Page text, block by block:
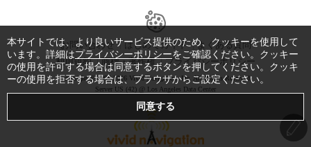
お問い合わせ はじめてガイド
よくある質問
利用規約
商標・著作権 プライバシーポリシー
Copyright © 1999-2026 Vivid Navigation, Inc. All Rights Reserved.
Server US (42) @ Los Angeles Data Center
本サイトでは、より良いサービス提供のため、クッキーを使用して
います。詳細はプライバシーポリシーをご確認ください。クッキー
の使用を許可する場合は同意するボタンを押してください。クッキ
ーの使用を拒否する場合は、ブラウザからご設定ください。